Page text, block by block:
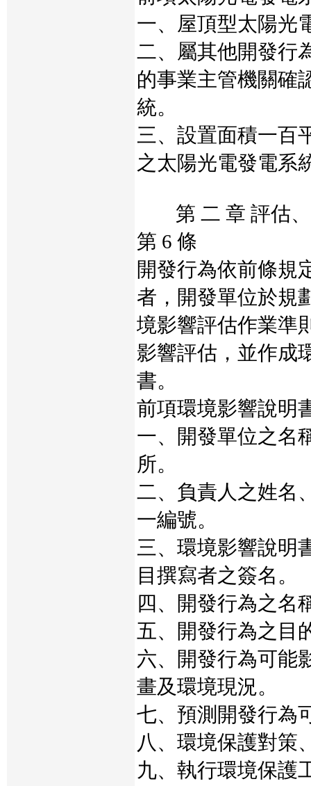
一、屋頂型太陽光
二、屬其他開發行
的事業主管機關確
統。
三、設置面積一百
之太陽光電發電系
第 二 章 評估、
第 6 條
開發行為依前條規
者，開發單位於規
境影響評估作業準
影響評估，並作成
書。
前項環境影響說明
一、開發單位之名
所。
二、負責人之姓名
一編號。
三、環境影響說明
目撰寫者之簽名。
四、開發行為之名
五、開發行為之目
六、開發行為可能
畫及環境現況。
七、預測開發行為
八、環境保護對策
九、執行環境保護